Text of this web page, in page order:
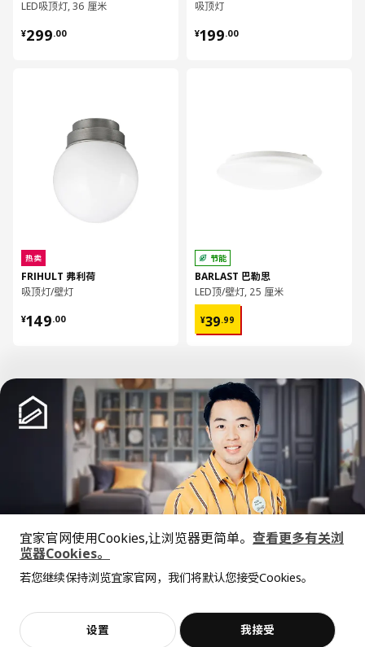
LED吸顶灯, 36 厘米
¥299.00
¥ 299.00
热卖
FRIHULT 弗利荷
吸顶灯/壁灯
¥149.00
¥ 149.00
吸顶灯
¥199.00
¥ 199.00
节能
BARLAST 巴勒思
LED顶/壁灯, 25 厘米
¥39.99
¥ 39.99
已经到底啦！
中文 English
© Inter IKEA Systems B.V. 1999-2026
上海工商
沪公网安备 31010402001069号
沪ICP 备17055232 号
价格透明，设计专业，现货供应
不，谢谢 立即预约
宜家官网使用Cookies,让浏览器更简单。 查看更多有关浏
览器Cookies。
若您继续保持浏览宜家官网，我们将默认您接受Cookies。
设置 我接受